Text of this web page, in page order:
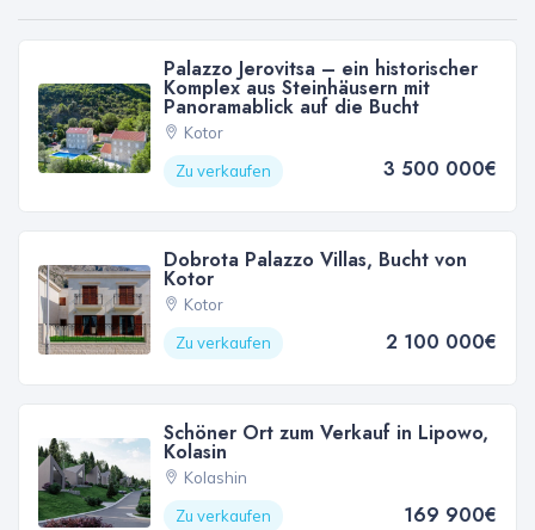
Palazzo Jerovitsa – ein historischer
Komplex aus Steinhäusern mit
Panoramablick auf die Bucht
Kotor
Zu verkaufen
3 500 000€
Dobrota Palazzo Villas, Bucht von
Kotor
Kotor
Zu verkaufen
2 100 000€
Schöner Ort zum Verkauf in Lipowo,
Kolasin
Kolashin
Zu verkaufen
169 900€